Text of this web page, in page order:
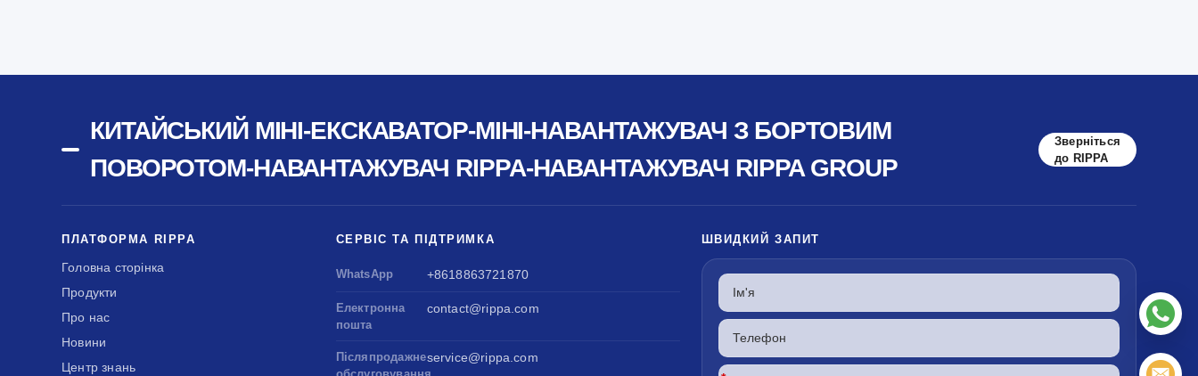
КИТАЙСЬКИЙ МІНІ-ЕКСКАВАТОР-МІНІ-НАВАНТАЖУВАЧ З БОРТОВИМ
ПОВОРОТОМ-НАВАНТАЖУВАЧ RIPPA-НАВАНТАЖУВАЧ RIPPA GROUP
Зверніться
до RIPPA
ПЛАТФОРМА RIPPA
Головна сторінка
Продукти
Про нас
Новини
Центр знань
СЕРВІС ТА ПІДТРИМКА
WhatsApp +8618863721870
Електронна
пошта
contact@rippa.com
Післяпродажнеservice@rippa.com
ШВИДКИЙ ЗАПИТ